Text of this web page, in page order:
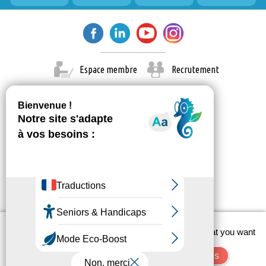
22 février 2026 dimanche
Exposition découverte
23 février 2026
Toute la
Exposition découverte
24 février 2026
Toute la
Exposition découverte
journée
Toute la
Parc des Nangues – Du sport, du vert et
du souffle !
Espace membre Recrutement
© Paris Est Marne & Bois 2026
Administration
Contact Mentions légales
This site uses cookies and gives you control over what you want
to activate
Deny all cookies